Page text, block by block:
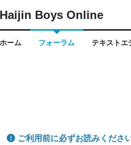
Haijin Boys Online
ホーム フォーラム テキストエ
ご利用前に必ずお読みくださ